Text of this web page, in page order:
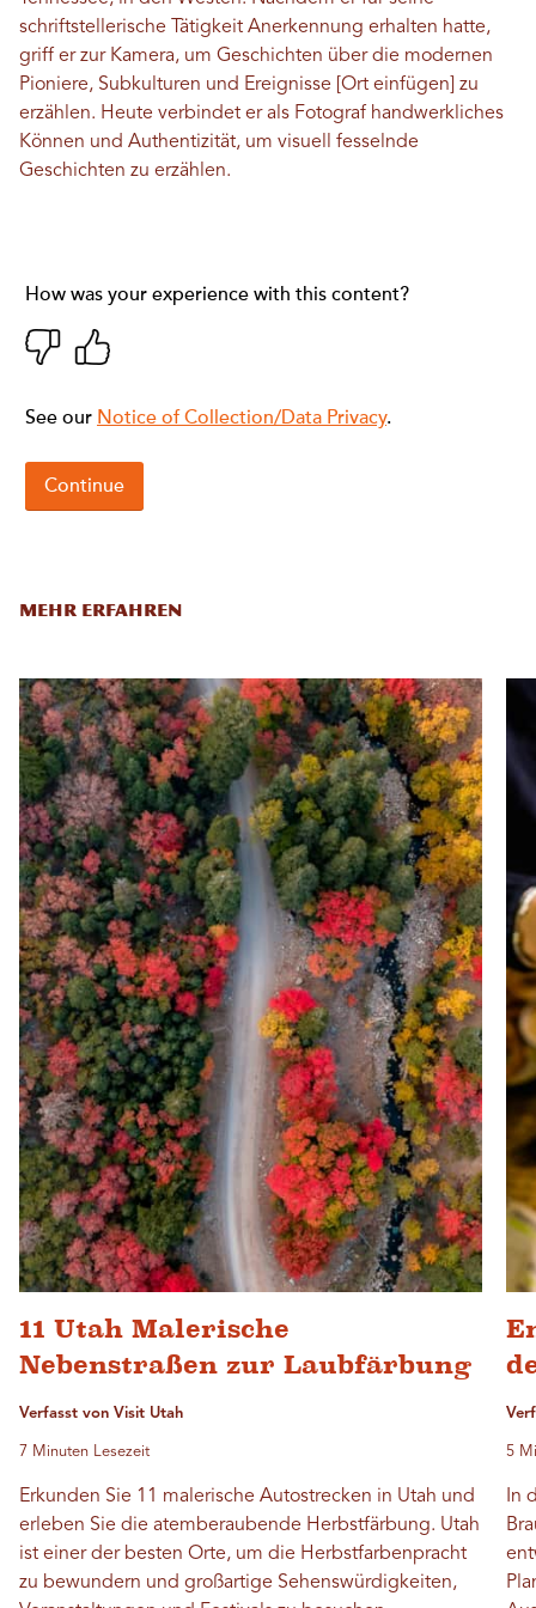
schriftstellerische Tätigkeit Anerkennung erhalten hatte,
griff er zur Kamera, um Geschichten über die modernen
Pioniere, Subkulturen und Ereignisse [Ort einfügen] zu
erzählen. Heute verbindet er als Fotograf handwerkliches
Können und Authentizität, um visuell fesselnde
Geschichten zu erzählen.
MEHR ERFAHREN
11 Utah Malerische
Nebenstraßen zur Laubfärbung
Verfasst von Visit Utah
7 Minuten Lesezeit
Erkunden Sie 11 malerische Autostrecken in Utah und
erleben Sie die atemberaubende Herbstfärbung. Utah
ist einer der besten Orte, um die Herbstfarbenpracht
zu bewundern und großartige Sehenswürdigkeiten,
5
In